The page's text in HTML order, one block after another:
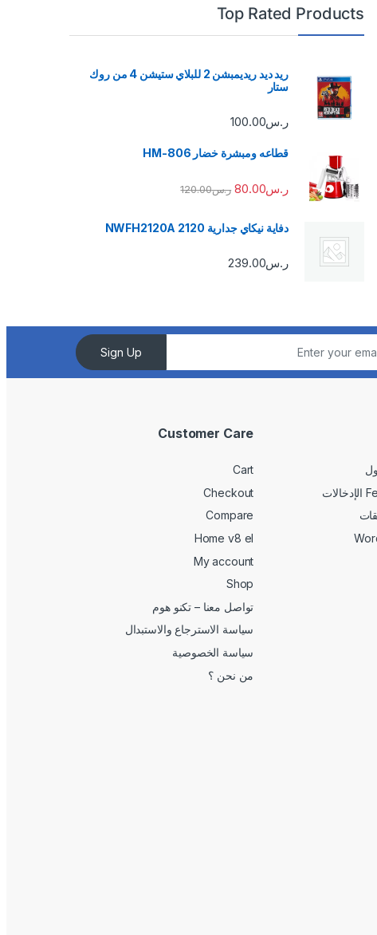
Top Rated Products
ريد ديد ريديمبشن 2 للبلاي ستيشن 4 من روك
ستار
ر.س100.00
قطاعه ومبشرة خضار HM-806
ر.س80.00 ر.س120.00
دفاية نيكاي جدارية 2120 NWFH2120A
ر.س239.00
Sign Up
Customer Care
Cart
Checkout
Compare
Home v8 el
My account
Shop
تواصل معنا – تكنو هوم
سياسة الاسترجاع والاستبدال
سياسة الخصوصية
من نحن ؟